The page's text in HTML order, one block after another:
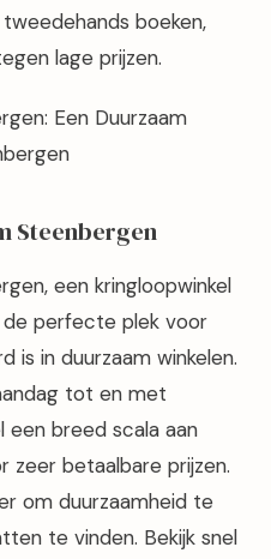
boeken,
lage prijzen.
Een Duurzaam
Steenbergen
een kringloopwinkel
de perfecte plek voor
is in duurzaam winkelen.
tot en met
een breed scala aan
zeer betaalbare prijzen.
om duurzaamheid te
te vinden. Bekijk snel